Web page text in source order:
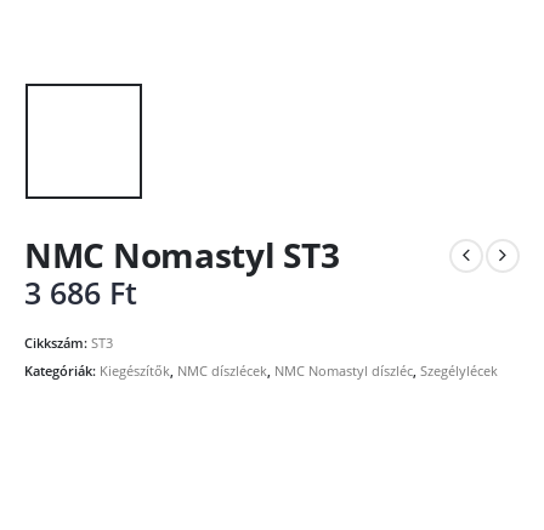
NMC Nomastyl ST3
3 686 Ft
Cikkszám: ST3
Kategóriák: Kiegészítők, NMC díszlécek, NMC Nomastyl díszléc, Szegélylécek